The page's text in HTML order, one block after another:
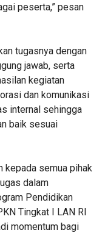
peserta,” pesan
tugasnya dengan
jawab, serta
kegiatan
dan komunikasi
internal sehingga
baik sesuai
kepada semua pihak
dalam
Pendidikan
Tingkat I LAN RI
momentum bagi